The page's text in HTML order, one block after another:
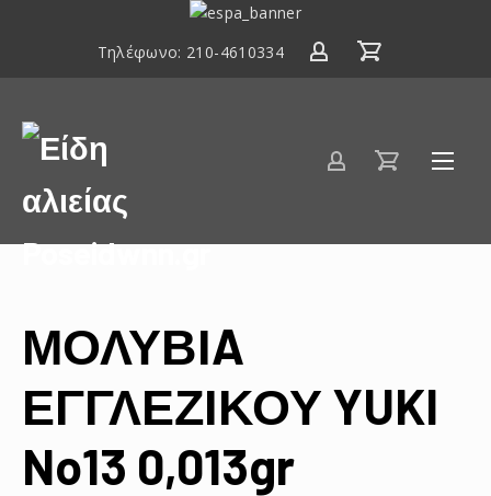
ΕΣΠΑ
2020
Τηλέφωνο: 210-4610334
Είδη
αλιείας
Poseidwnn.gr
ΜΟΛΥΒΙA
ΕΓΓΛΕΖΙΚΟΥ YUKI
No13 0,013gr